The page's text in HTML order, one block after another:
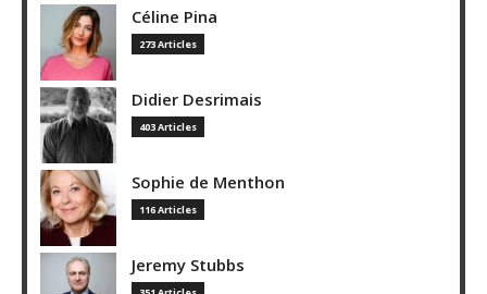
Céline Pina
273 Articles
Didier Desrimais
403 Articles
Sophie de Menthon
116 Articles
Jeremy Stubbs